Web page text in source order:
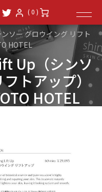
( 0 )
ソー グロウイング リフト
HOTEL
Up（シンソ
フトアップ）
HOTEL